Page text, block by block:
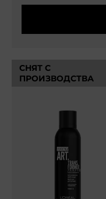
СНЯТ С
ПРОИЗВОДСТВА